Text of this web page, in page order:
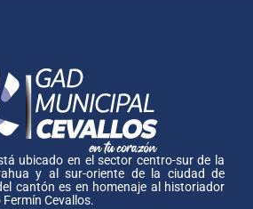
ubicado en el sector centro-sur de la
y al sur-oriente de la ciudad de
cantón es en homenaje al historiador
Cevallos.